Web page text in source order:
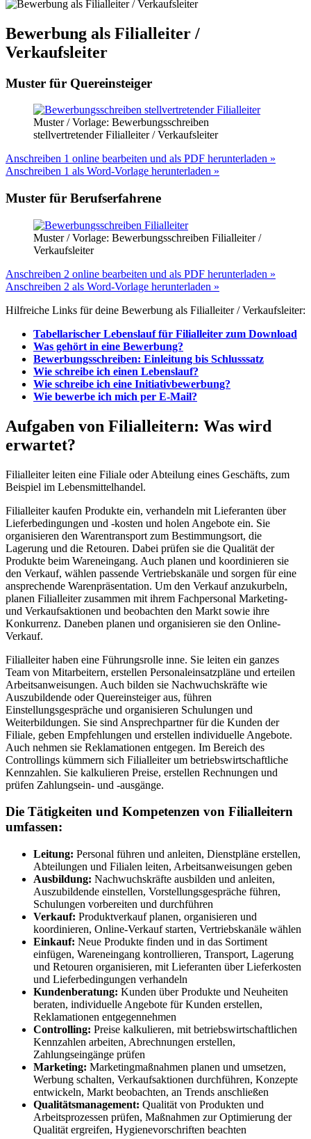
Bewerbung als Filialleiter /
Verkaufsleiter
Muster für Quereinsteiger
Muster / Vorlage: Bewerbungsschreiben
stellvertretender Filialleiter / Verkaufsleiter
Anschreiben 1 online bearbeiten und als PDF herunterladen »
Anschreiben 1 als Word-Vorlage herunterladen »
Muster für Berufserfahrene
Muster / Vorlage: Bewerbungsschreiben Filialleiter /
Verkaufsleiter
Anschreiben 2 online bearbeiten und als PDF herunterladen »
Anschreiben 2 als Word-Vorlage herunterladen »
Hilfreiche Links für deine Bewerbung als Filialleiter / Verkaufsleiter:
Tabellarischer Lebenslauf für Filialleiter zum Download
Was gehört in eine Bewerbung?
Bewerbungsschreiben: Einleitung bis Schlusssatz
Wie schreibe ich einen Lebenslauf?
Wie schreibe ich eine Initiativbewerbung?
Wie bewerbe ich mich per E-Mail?
Aufgaben von Filialleitern: Was wird
erwartet?
Filialleiter leiten eine Filiale oder Abteilung eines Geschäfts, zum
Beispiel im Lebensmittelhandel.
Filialleiter kaufen Produkte ein, verhandeln mit Lieferanten über
Lieferbedingungen und -kosten und holen Angebote ein. Sie
organisieren den Warentransport zum Bestimmungsort, die
Lagerung und die Retouren. Dabei prüfen sie die Qualität der
Produkte beim Wareneingang. Auch planen und koordinieren sie
den Verkauf, wählen passende Vertriebskanäle und sorgen für eine
ansprechende Warenpräsentation. Um den Verkauf anzukurbeln,
planen Filialleiter zusammen mit ihrem Fachpersonal Marketing-
und Verkaufsaktionen und beobachten den Markt sowie ihre
Konkurrenz. Daneben planen und organisieren sie den Online-
Verkauf.
Filialleiter haben eine Führungsrolle inne. Sie leiten ein ganzes
Team von Mitarbeitern, erstellen Personaleinsatzpläne und erteilen
Arbeitsanweisungen. Auch bilden sie Nachwuchskräfte wie
Auszubildende oder Quereinsteiger aus, führen
Einstellungsgespräche und organisieren Schulungen und
Weiterbildungen. Sie sind Ansprechpartner für die Kunden der
Filiale, geben Empfehlungen und erstellen individuelle Angebote.
Auch nehmen sie Reklamationen entgegen. Im Bereich des
Controllings kümmern sich Filialleiter um betriebswirtschaftliche
Kennzahlen. Sie kalkulieren Preise, erstellen Rechnungen und
prüfen Zahlungsein- und -ausgänge.
Die Tätigkeiten und Kompetenzen von Filialleitern
umfassen:
Leitung: Personal führen und anleiten, Dienstpläne erstellen,
Abteilungen und Filialen leiten, Arbeitsanweisungen geben
Ausbildung: Nachwuchskräfte ausbilden und anleiten,
Auszubildende einstellen, Vorstellungsgespräche führen,
Schulungen vorbereiten und durchführen
Verkauf: Produktverkauf planen, organisieren und
koordinieren, Online-Verkauf starten, Vertriebskanäle wählen
Einkauf: Neue Produkte finden und in das Sortiment
einfügen, Wareneingang kontrollieren, Transport, Lagerung
und Retouren organisieren, mit Lieferanten über Lieferkosten
und Lieferbedingungen verhandeln
Kundenberatung: Kunden über Produkte und Neuheiten
beraten, individuelle Angebote für Kunden erstellen,
Reklamationen entgegennehmen
Controlling: Preise kalkulieren, mit betriebswirtschaftlichen
Kennzahlen arbeiten, Abrechnungen erstellen,
Zahlungseingänge prüfen
Marketing: Marketingmaßnahmen planen und umsetzen,
Werbung schalten, Verkaufsaktionen durchführen, Konzepte
entwickeln, Markt beobachten, an Trends anschließen
Qualitätsmanagement: Qualität von Produkten und
Arbeitsprozessen prüfen, Maßnahmen zur Optimierung der
Qualität ergreifen, Hygienevorschriften beachten